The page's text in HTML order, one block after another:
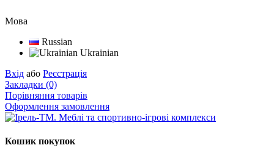
Мова
Russian
Ukrainian
Вхід або Реєстрація
Закладки (0)
Порівняння товарів
Оформлення замовлення
Кошик покупок